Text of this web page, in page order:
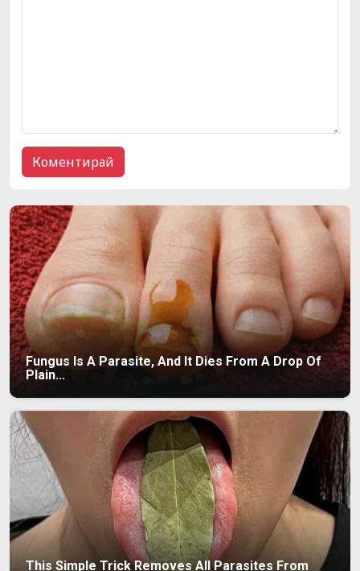
Fungus Is A Parasite, And It Dies From A Drop Of
Plain...
This Simple Trick Removes All Parasites From